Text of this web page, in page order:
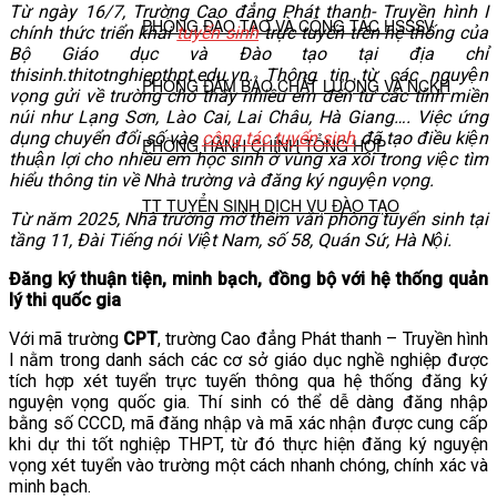
PHÒNG ĐÀO TẠO VÀ CÔNG TÁC HSSSV
PHÒNG ĐẢM BẢO CHẤT LƯỢNG VÀ NCKH
PHÒNG HÀNH CHÍNH TỔNG HỢP
TT TUYỂN SINH DỊCH VỤ ĐÀO TẠO
THƯ VIỆN
Từ ngày 16/7, Trường Cao đẳng Phát thanh- Truyền hình I
chính thức triển khaituyển sinhtrực tuyến trên hệ thống của
Bộ Giáo dục và Đào tạo tại địa chỉ
thisinh.thitotnghiepthpt.edu.vn. Thông tin từ các nguyện
vọng gửi về trường cho thấy nhiều em đến từ các tỉnh miền
núi như Lạng Sơn, Lào Cai, Lai Châu, Hà Giang…. Việc ứng
dụng chuyển đổi số vào công tác tuyển sinhđã tạo điều kiện
thuận lợi cho nhiều em học sinh ở vùng xa xôi trong việc tìm
hiểu thông tin về Nhà trường và đăng ký nguyện vọng.
Từ năm 2025, Nhà trường mở thêm văn phòng tuyển sinh tại
tầng 11, Đài Tiếng nói Việt Nam, số 58, Quán Sứ, Hà Nội.
Đăng ký thuận tiện, minh bạch, đồng bộ với hệ thống quản
lý thi quốc gia
Với mã trường CPT, trường Cao đẳng Phát thanh – Truyền hình
I nằm trong danh sách các cơ sở giáo dục nghề nghiệp được
tích hợp xét tuyển trực tuyến thông qua hệ thống đăng ký
nguyện vọng quốc gia. Thí sinh có thể dễ dàng đăng nhập
bằng số CCCD, mã đăng nhập và mã xác nhận được cung cấp
khi dự thi tốt nghiệp THPT, từ đó thực hiện đăng ký nguyện
vọng xét tuyển vào trường một cách nhanh chóng, chính xác và
minh bạch.